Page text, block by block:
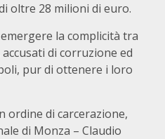
oltre 28 milioni di euro.
la complicità tra
di corruzione ed
pur di ottenere i loro
ordine di carcerazione,
di Monza – Claudio